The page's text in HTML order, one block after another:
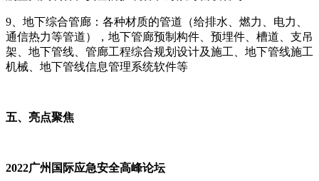
9、地下综合管廊：各种材质的管道（给排水、燃力、电力、
通信热力等管道），地下管廊预制构件、预埋件、槽道、支吊
架、地下管线、管廊工程综合规划设计及施工、地下管线施工
机械、地下管线信息管理系统软件等
五、亮点聚焦
2022广州国际应急安全高峰论坛